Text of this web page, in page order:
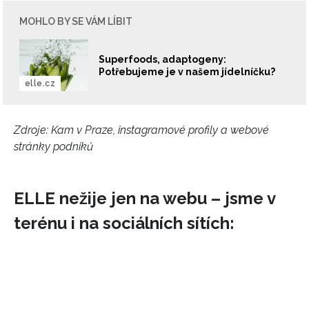
MOHLO BY SE VÁM LÍBIT
Superfoods, adaptogeny:
Potřebujeme je v našem jídelníčku?
elle.cz
Zdroje: Kam v Praze, instagramové profily a webové
stránky podniků
ELLE nežije jen na webu – jsme v
terénu i na sociálních sítích: